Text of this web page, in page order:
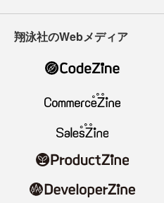
翔泳社のWebメディア